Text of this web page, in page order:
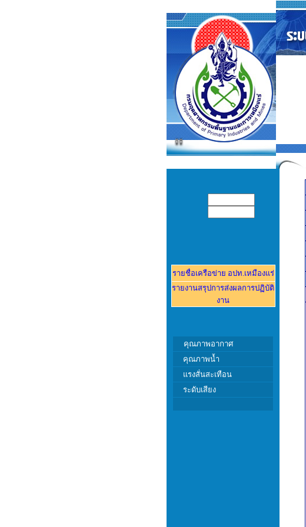
รายชื่อเครือข่าย อปท.เหมืองแร่
รายงานสรุปการส่งผลการปฏิบัติ
งาน
คุณภาพอากาศ
คุณภาพน้ำ
แรงสั่นสะเทือน
ระดับเสียง